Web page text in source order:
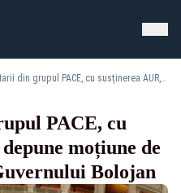
Parlamentarii din grupul PACE, cu susținerea AUR, vor depune moțiune de cenzură împotriva Guvernului Bolojan
PACE, cu
moțiune de
Bolojan